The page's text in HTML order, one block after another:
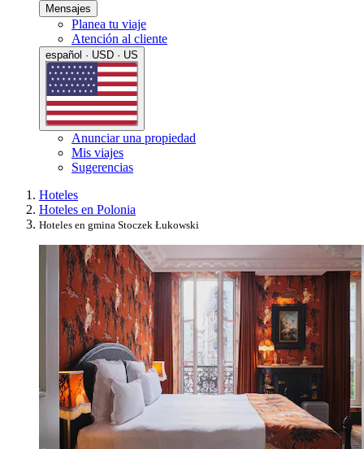
Mensajes
Planea tu viaje
Atención al cliente
español · USD · US
Anunciar una propiedad
Mis viajes
Sugerencias
Hoteles
Hoteles en Polonia
Hoteles en gmina Stoczek Łukowski